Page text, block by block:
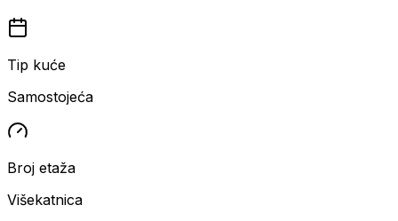
Tip kuće
Samostojeća
Broj etaža
Višekatnica